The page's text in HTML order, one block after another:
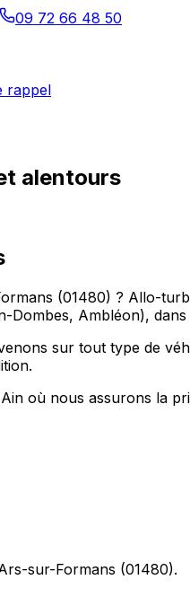
09 72 66 48 50
rappel
alentours
(01480) ? Allo-
Ambléon),
sur tout type de
où nous assurons la
sur-Formans (01480).